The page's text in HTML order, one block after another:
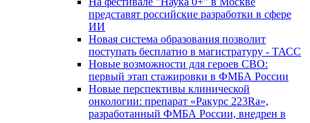
представят российские разработки в сфере
ИИ
Новая система образования позволит
поступать бесплатно в магистратуру - ТАСС
Новые возможности для героев СВО:
первый этап стажировки в ФМБА России
Новые перспективы клинической
онкологии: препарат «Ракурс 223Ra»,
разработанный ФМБА России, внедрен в